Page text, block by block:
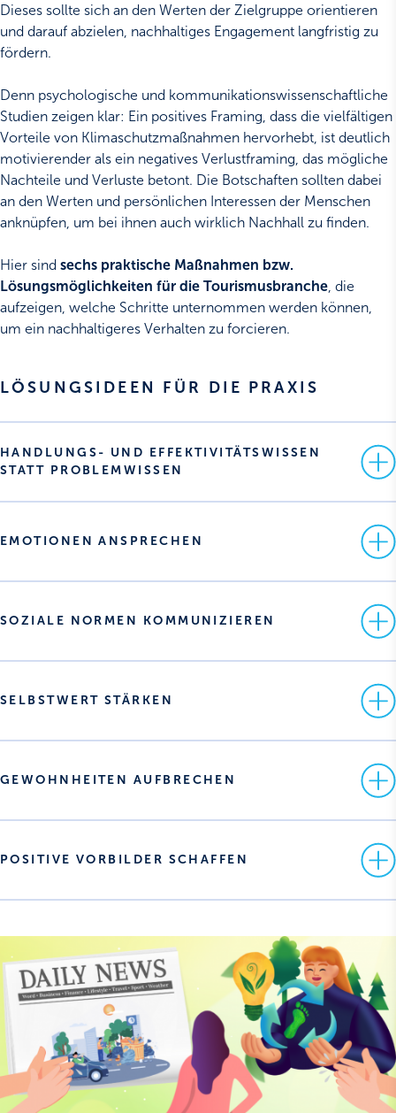
Dieses sollte sich an den Werten der Zielgruppe orientieren
und darauf abzielen, nachhaltiges Engagement langfristig zu
fördern.
Denn psychologische und kommunikationswissenschaftliche
Studien zeigen klar: Ein positives Framing, dass die vielfältigen
Vorteile von Klimaschutzmaßnahmen hervorhebt, ist deutlich
motivierender als ein negatives Verlustframing, das mögliche
Nachteile und Verluste betont. Die Botschaften sollten dabei
an den Werten und persönlichen Interessen der Menschen
anknüpfen, um bei ihnen auch wirklich Nachhall zu finden.
Hier sind sechs praktische Maßnahmen bzw.
Lösungsmöglichkeiten für die Tourismusbranche, die
aufzeigen, welche Schritte unternommen werden können,
um ein nachhaltigeres Verhalten zu forcieren.
LÖSUNGSIDEEN FÜR DIE PRAXIS
HANDLUNGS- UND EFFEKTIVITÄTSWISSEN
STATT PROBLEMWISSEN
EMOTIONEN ANSPRECHEN
SOZIALE NORMEN KOMMUNIZIEREN
SELBSTWERT STÄRKEN
GEWOHNHEITEN AUFBRECHEN
POSITIVE VORBILDER SCHAFFEN